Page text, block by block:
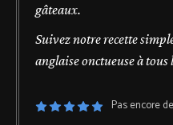
gâteaux.
Suivez notre recette
anglaise onctueuse à tous
Pas encore